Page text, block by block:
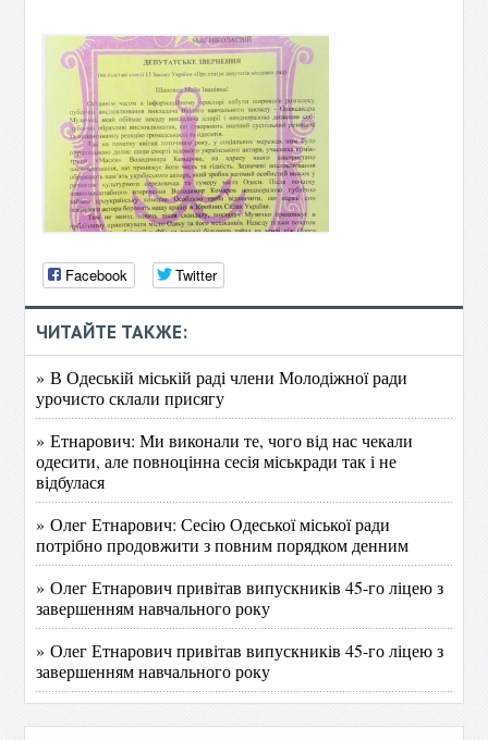
Facebook Twitter
ЧИТАЙТЕ ТАКЖЕ:
» В Одеській міській раді члени Молодіжної ради
урочисто склали присягу
» Етнарович: Ми виконали те, чого від нас чекали
одесити, але повноцінна сесія міськради так і не
відбулася
» Олег Етнарович: Сесію Одеської міської ради
потрібно продовжити з повним порядком денним
» Олег Етнарович привітав випускників 45-го ліцею з
завершенням навчального року
» Олег Етнарович привітав випускників 45-го ліцею з
завершенням навчального року